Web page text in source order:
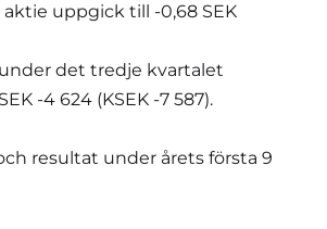
aktie uppgick till -0,68 SEK
under det tredje kvartalet
-4 624 (KSEK -7 587).
resultat under årets första 9